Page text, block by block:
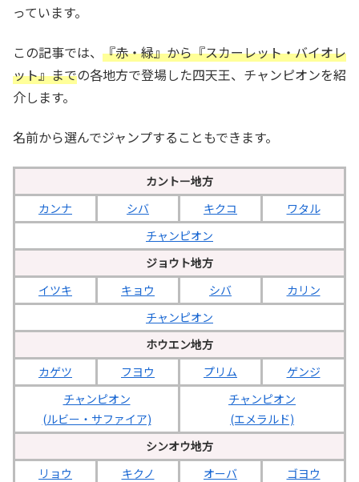
っています。
この記事では、 『赤・緑』から『スカーレット・バイオレ
ット』までの各地方で登場した四天王、チャンピオンを紹
介します。
名前から選んでジャンプすることもできます。
カントー地方
カンナ
シバ キクコ
ワタル
チャンピオン
ジョウト地方
イツキ
キョウ シバ
カリン
チャンピオン
ホウエン地方
カゲツ
フヨウ プリム
ゲンジ
チャンピオン
(ルビー・サファイア)
チャンピオン
(エメラルド)
シンオウ地方
リョウ
キクノ オーバ
ゴヨウ